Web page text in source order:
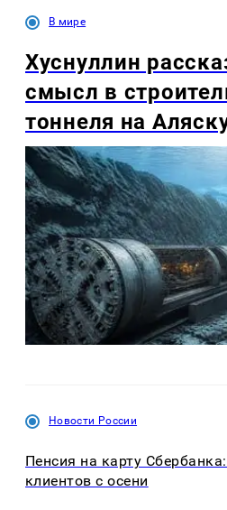
В мире
Хуснуллин
смысл в
тоннеля на
Новости России
Пенсия на карту
клиентов с осени